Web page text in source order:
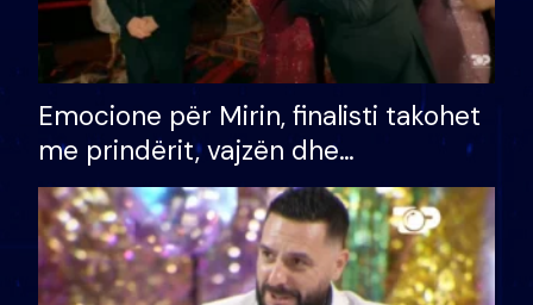
Emocione për Mirin, finalisti takohet
me prindërit, vajzën dhe
bashkëshorten: S’kemi ndonjë letër
divorci apo jo?